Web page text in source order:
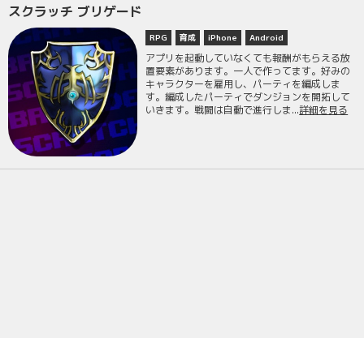
スクラッチ ブリゲード
RPG 育成 iPhone Android
アプリを起動していなくても報酬がもらえる放
置要素があります。一人で作ってます。好みの
キャラクターを雇用し、パーティを編成しま
す。編成したパーティでダンジョンを開拓して
いきます。戦闘は自動で進行しま...詳細を見る